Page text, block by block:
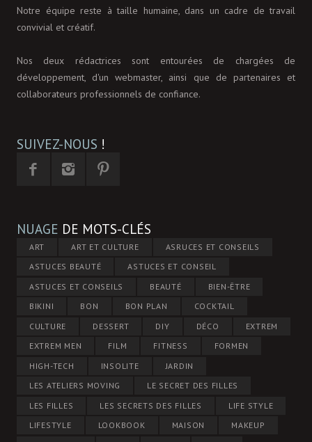
Notre équipe reste à taille humaine, dans un cadre de travail
convivial et créatif.
Nos deux rédactrices sont entourées de chargées de
développement, d'un webmaster, ainsi que de partenaires et
collaborateurs professionnels de confiance.
SUIVEZ-NOUS !
NUAGE DE MOTS-CLÉS
ART ART ET CULTURE
ASRUCES ET CONSEILS
ASTUCES BEAUTÉ
ASTUCES ET CONSEIL
ASTUCES ET CONSEILS
BEAUTÉ
BIEN-ÊTRE
BIKINI
BON BON PLAN
COCKTAIL
CULTURE
DESSERT DIY DÉCO
EXTREM
EXTREM MEN
FILM FITNESS
FORMEN
HIGH-TECH
INSOLITE
JARDIN
LES ATELIERS MOVING
LE SECRET DES FILLES
LES FILLES
LES SECRETS DES FILLES
LIFE STYLE
LIFESTYLE
LOOKBOOK MAISON
MAKEUP